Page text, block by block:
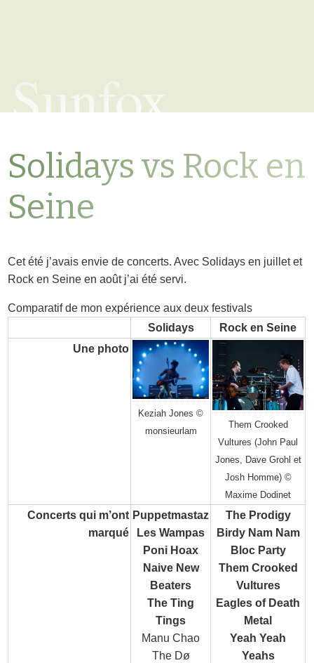
Sunfox
Solidays vs Rock en
Seine
Cet été j’avais envie de concerts. Avec Solidays en juillet et
Rock en Seine en août j’ai été servi.
Comparatif de mon expérience aux deux festivals
Solidays
Rock en Seine
Une photo
Keziah Jones ©
monsieurlam
Them Crooked
Vultures (John Paul
Jones, Dave Grohl et
Josh Homme) ©
Maxime Dodinet
Concerts qui m’ont
marqué
Puppetmastaz
Les Wampas
Poni Hoax
Naive New
Beaters
The Ting
Tings
Manu Chao
The Dø
The Prodigy
Birdy Nam Nam
Bloc Party
Them Crooked
Vultures
Eagles of Death
Metal
Yeah Yeah
Yeahs